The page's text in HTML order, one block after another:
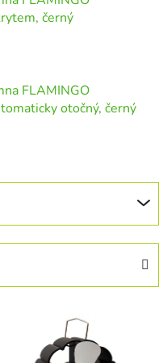
černý
FLAMINGO
otočný, černý